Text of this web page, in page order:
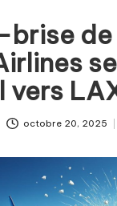
de
vers
octobre 20, 2025